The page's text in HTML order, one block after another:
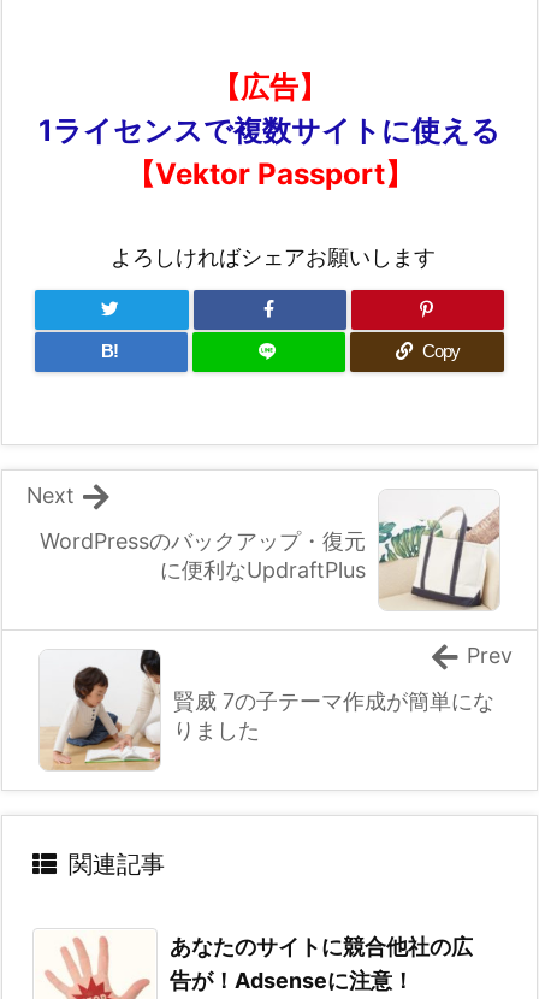
【広告】
1ライセンスで複数サイトに使える
【Vektor Passport】
よろしければシェアお願いします
B! Copy
WordPressのバックアップ・復元
に便利なUpdraftPlus
Next
賢威 7の子テーマ作成が簡単にな
りました
Prev
関連記事
あなたのサイトに競合他社の広
告が！Adsenseに注意！